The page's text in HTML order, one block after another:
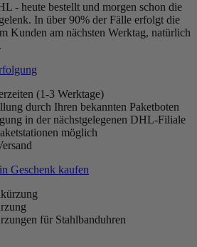
- heute bestellt und morgen schon die
In über 90% der Fälle erfolgt die
Kunden am nächsten Werktag, natürlich
(1-3 Werktage)
durch Ihren bekannten Paketboten
in der nächstgelegenen DHL-Filiale
möglich
Geschenk kaufen
für Stahlbanduhren